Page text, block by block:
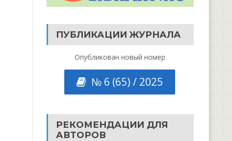
ПУБЛИКАЦИИ ЖУРНАЛА
Опубликован новый номер
№ 6 (65) / 2025
РЕКОМЕНДАЦИИ ДЛЯ
АВТОРОВ